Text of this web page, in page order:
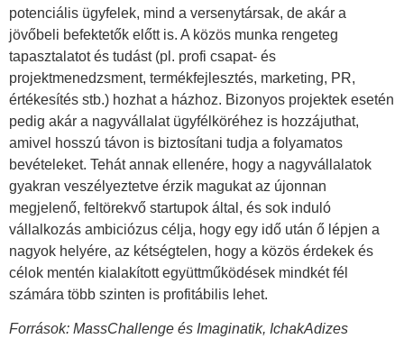
potenciális ügyfelek, mind a versenytársak, de akár a
jövőbeli befektetők előtt is. A közös munka rengeteg
tapasztalatot és tudást (pl. profi csapat- és
projektmenedzsment, termékfejlesztés, marketing, PR,
értékesítés stb.) hozhat a házhoz. Bizonyos projektek esetén
pedig akár a nagyvállalat ügyfélköréhez is hozzájuthat,
amivel hosszú távon is biztosítani tudja a folyamatos
bevételeket. Tehát annak ellenére, hogy a nagyvállalatok
gyakran veszélyeztetve érzik magukat az újonnan
megjelenő, feltörekvő startupok által, és sok induló
vállalkozás ambiciózus célja, hogy egy idő után ő lépjen a
nagyok helyére, az kétségtelen, hogy a közös érdekek és
célok mentén kialakított együttműködések mindkét fél
számára több szinten is profitábilis lehet.
Források: MassChallenge és Imaginatik, IchakAdizes